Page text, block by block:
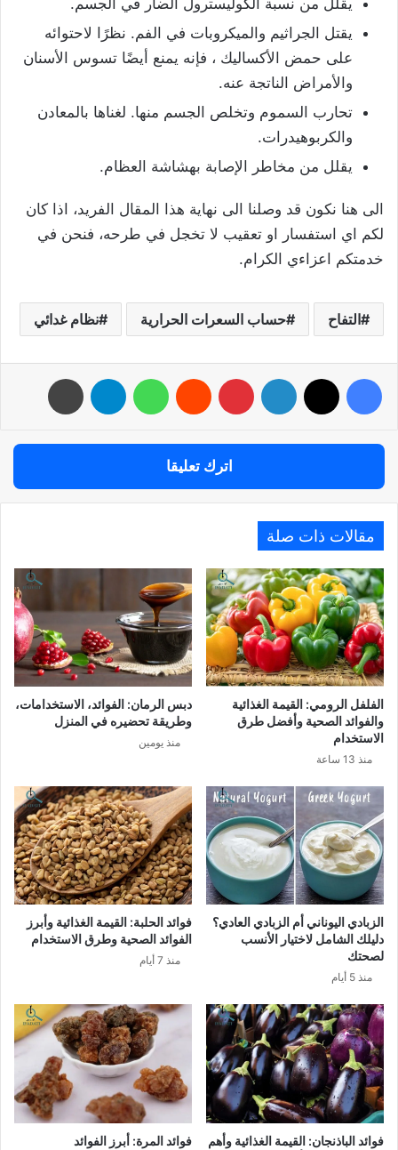
يقتل الجراثيم والميكروبات في الفم. نظرًا لاحتوائه
على حمض الأكساليك ، فإنه يمنع أيضًا تسوس الأسنان
والأمراض الناتجة عنه.
تحارب السموم وتخلص الجسم منها. لغناها بالمعادن
والكربوهيدرات.
يقلل من مخاطر الإصابة بهشاشة العظام.
الى هنا نكون قد وصلنا الى نهاية هذا المقال الفريد، اذا كان
لكم اي استفسار او تعقيب لا تخجل في طرحه، فنحن في
خدمتكم اعزاءي الكرام.
التفاح حساب السعرات الحرارية نظام غدائي
فيسبوك لينكدإن بينتيريست واتساب تيلقرام
اترك تعليقا
مقالات ذات صلة
الفلفل الرومي: القيمة الغذائية
والفوائد الصحية وأفضل طرق
الاستخدام
منذ 13 ساعة
دبس الرمان: الفوائد، الاستخدامات،
وطريقة تحضيره في المنزل
منذ يومين
الزبادي اليوناني أم الزبادي العادي؟
دليلك الشامل لاختيار الأنسب
لصحتك
منذ 5 أيام
فوائد الحلبة: القيمة الغذائية وأبرز
الفوائد الصحية وطرق الاستخدام
منذ 7 أيام
فوائد الباذنجان: القيمة الغذائية وأهم
فوائد المرة: أبرز الفوائد